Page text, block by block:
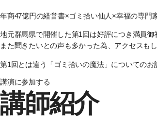
年商47億円の経営書×ゴミ拾い仙人×幸福の専門
地元群馬県で開催した第1回は好評につき満員御
また聞きたいとの声も多かった為、アクセスも
第1回とは違う「ゴミ拾いの魔法」 についてのお
講演に参加する
講師紹介